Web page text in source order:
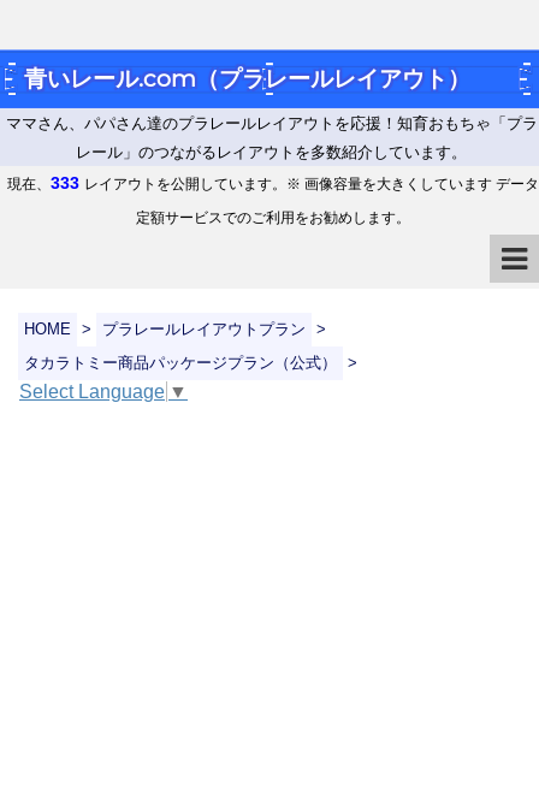
青いレール.com（プラレールレイアウト）
ママさん、パパさん達のプラレールレイアウトを応援！知育おもちゃ「プラ
レール」のつながるレイアウトを多数紹介しています。
現在、 333 レイアウトを公開しています。※ 画像容量を大きくしています データ
定額サービスでのご利用をお勧めします。
HOME > プラレールレイアウトプラン
>
タカラトミー商品パッケージプラン（公式）
>
Select Language ▼